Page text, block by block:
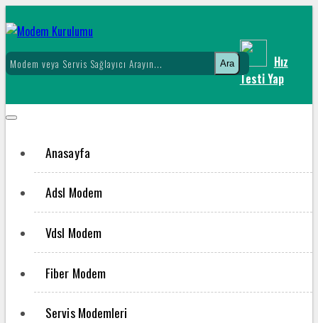
Ara
Hız
Testi Yap
Anasayfa
Adsl Modem
Vdsl Modem
Fiber Modem
Servis Modemleri